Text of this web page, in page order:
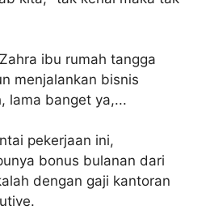
ibu rumah tangga
menjalankan bisnis
lama banget ya,...
pekerjaan ini,
bonus bulanan dari
dengan gaji kantoran